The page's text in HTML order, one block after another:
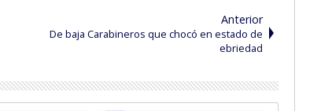
Anterior
De baja Carabineros que chocó en estado de
ebriedad